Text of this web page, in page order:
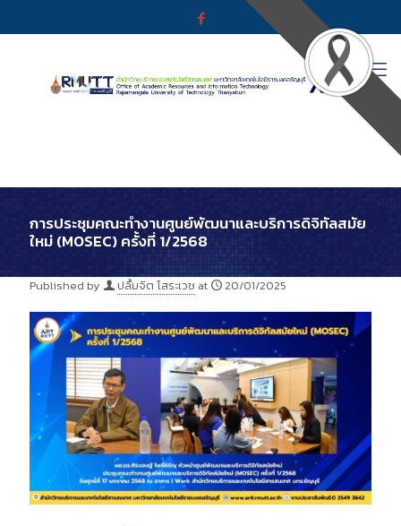
การประชุมคณะทำงานศูนย์พัฒนาและบริการดิจิทัลสมัย
ใหม่ (MOSEC) ครั้งที่ 1/2568
Published by ปลื้มจิต โสระเวช at 20/01/2025